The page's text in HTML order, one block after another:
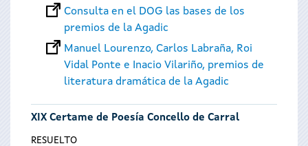
Consulta en el DOG las bases de los
premios de la Agadic
Manuel Lourenzo, Carlos Labraña, Roi
Vidal Ponte e Inacio Vilariño, premios de
literatura dramática de la Agadic
XIX Certame de Poesía Concello de Carral
RESUELTO